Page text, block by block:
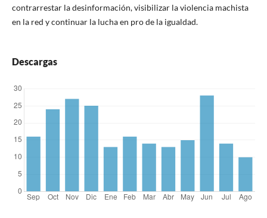
contrarrestar la desinformación, visibilizar la violencia machista
en la red y continuar la lucha en pro de la igualdad.
Descargas